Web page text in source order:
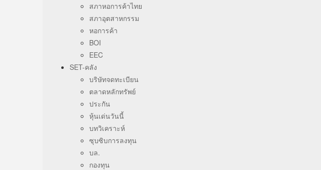
สภาหอการค้าไทย
สภาอุตสาหกรรม
หอการค้า
BOI
EEC
SET-คลัง
บริษัทจดทะเบียน
ตลาดหลักทรัพย์
ประกัน
หุ้นเด่นวันนี้
บทวิเคราะห์
ซุบซิบการลงทุน
บล.
กองทุน